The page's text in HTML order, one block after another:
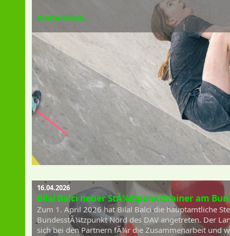
Weiterlesen...
16.04.2026
Bilal Balci neuer StÃ¼tzpunkttrainer am
Zum 1. April 2026 hat Bilal Balci die hauptamtliche
BundesstÃ¼tzpunkt Nord des DAV angetreten. Der
sich bei den Partnern fÃ¼r die Zusammenarbeit und